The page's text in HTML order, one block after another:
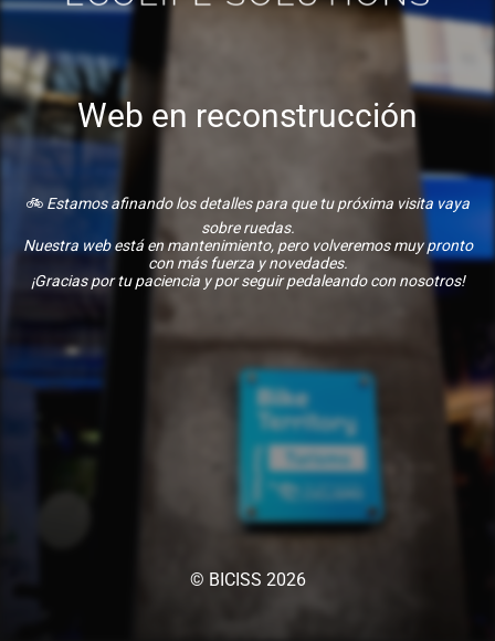
Web en reconstrucción
🚲 Estamos afinando los detalles para que tu próxima visita vaya
sobre ruedas.
Nuestra web está en mantenimiento, pero volveremos muy pronto
con más fuerza y novedades.
¡Gracias por tu paciencia y por seguir pedaleando con nosotros!
© BICISS 2026